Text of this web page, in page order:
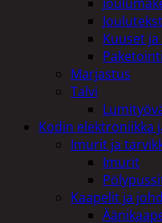
Kuuset
Paketointi
Marjastus
Talvi
Kodin elektroniikka
Imurit ja
Imurit
Kaapelit ja